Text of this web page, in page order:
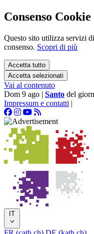
Consenso Cookie
Questo sito utilizza servizi
consenso. Scopri di più
Accetta tutto
Accetta selezionati
Vai al contenuto
Dom 9 ago | Santo del
Impressum e contatti |
IT